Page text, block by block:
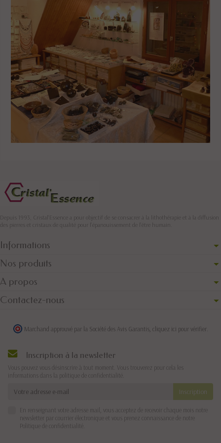
Depuis 1993, Cristal'Essence a pour objectif de se consacrer à la lithothérapie et à la diffusion
des pierres et cristaux de qualité pour l’épanouissement de l’être humain.
Informations
Nos produits
A propos
Contactez-nous
Marchand approuvé par la Société des Avis Garantis, cliquez ici pour vérifier
Inscription à la newsletter
Vous pouvez vous désinscrire à tout moment. Vous trouverez pour cela les
informations dans la politique de confidentialité.
En renseignant votre adresse mail, vous acceptez de recevoir chaque mois notre
newsletter par courrier électronique et vous prenez connaissance de notre
Politique de confidentialité